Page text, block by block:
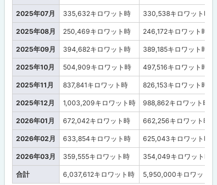
2025年07月 335,632キロワット時 330,538キロワット時
2025年08月 250,469キロワット時 246,172キロワット時
2025年09月 394,682キロワット時 389,185キロワット時
2025年10月 504,909キロワット時 497,516キロワット時
2025年11月 837,841キロワット時 826,153キロワット時
2025年12月 1,003,209キロワット時 988,862キロワット時
2026年01月 672,042キロワット時 662,256キロワット時
2026年02月 633,854キロワット時 625,043キロワット時
2026年03月 359,555キロワット時 354,049キロワット時
合計 6,037,612キロワット時 5,950,000キロワット時